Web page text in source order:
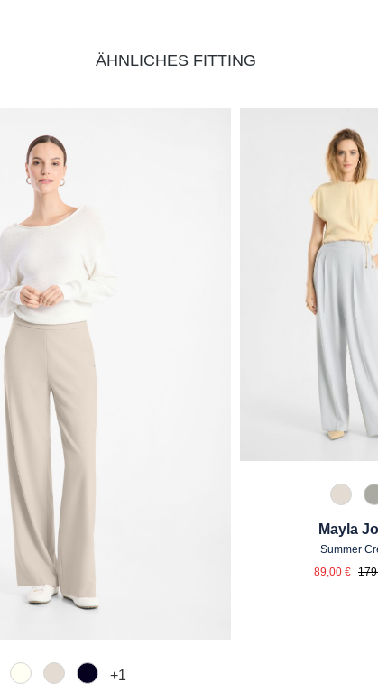
ÄHNLICHES FITTING
120 Natur343 Marzipan
889 Dunkelblau
+1
343
Mayla
Summer
89,00 €